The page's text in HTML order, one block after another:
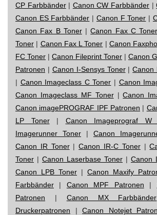
CP Farbbänder| Canon CW Farbbänder |
Canon ES Farbbänder | Canon F Toner |
Canon Fax B Toner|Canon Fax C Toner
Toner | Canon Fax L Toner | Canon
FC Toner | Canon Fileprint Toner | Canon
Patronen | Canon I-Sensys Toner|Canon
| Canon Imageclass C Toner | Canon
Canon Imageclass MF Toner|Canon
Canon imagePROGRAF IPF Patronen |
LP Toner| Canon Imageprograf W
Imagerunner Toner | Canon
Canon IR Toner|Canon IR-C Toner|
Toner | Canon Laserbase Toner | Canon
Canon LPB Toner | Canon Maxify
Farbbänder | Canon MPF Patronen |
Patronen | Canon MX Farbbänder
Druckerpatronen |Canon Notejet